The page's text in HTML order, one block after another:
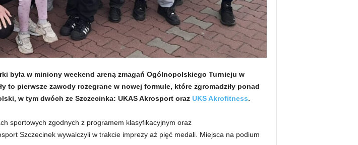
była w miniony weekend areną zmagań Ogólnopolskiego Turnieju w
pierwsze zawody rozegrane w nowej formule, które zgromadziły ponad
w tym dwóch ze Szczecinka: UKAS Akrosport oraz UKS Akrofitness.
sportowych zgodnych z programem klasyfikacyjnym oraz
Szczecinek wywalczyli w trakcie imprezy aż pięć medali. Miejsca na podium